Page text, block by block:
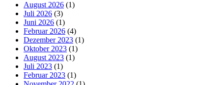
August 2026 (1)
Juli 2026 (3)
Juni 2026 (1)
Februar 2026 (4)
Dezember 2023 (1)
Oktober 2023 (1)
August 2023 (1)
Juli 2023 (1)
Februar 2023 (1)